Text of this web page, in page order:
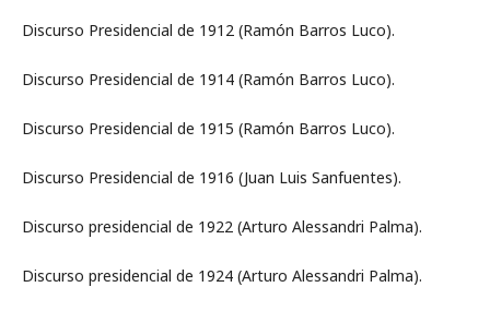
Discurso Presidencial de 1912 (Ramón Barros Luco).
Discurso Presidencial de 1914 (Ramón Barros Luco).
Discurso Presidencial de 1915 (Ramón Barros Luco).
Discurso Presidencial de 1916 (Juan Luis Sanfuentes).
Discurso presidencial de 1922 (Arturo Alessandri Palma).
Discurso presidencial de 1924 (Arturo Alessandri Palma).